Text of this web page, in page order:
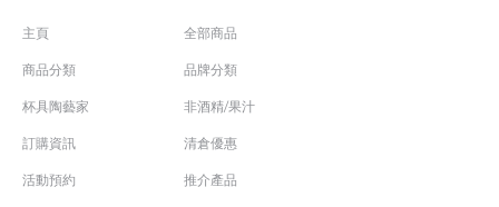
主頁
商品分類
杯具陶藝家
訂購資訊
活動預約
全部商品
品牌分類
非酒精/果汁
清倉優惠
推介產品